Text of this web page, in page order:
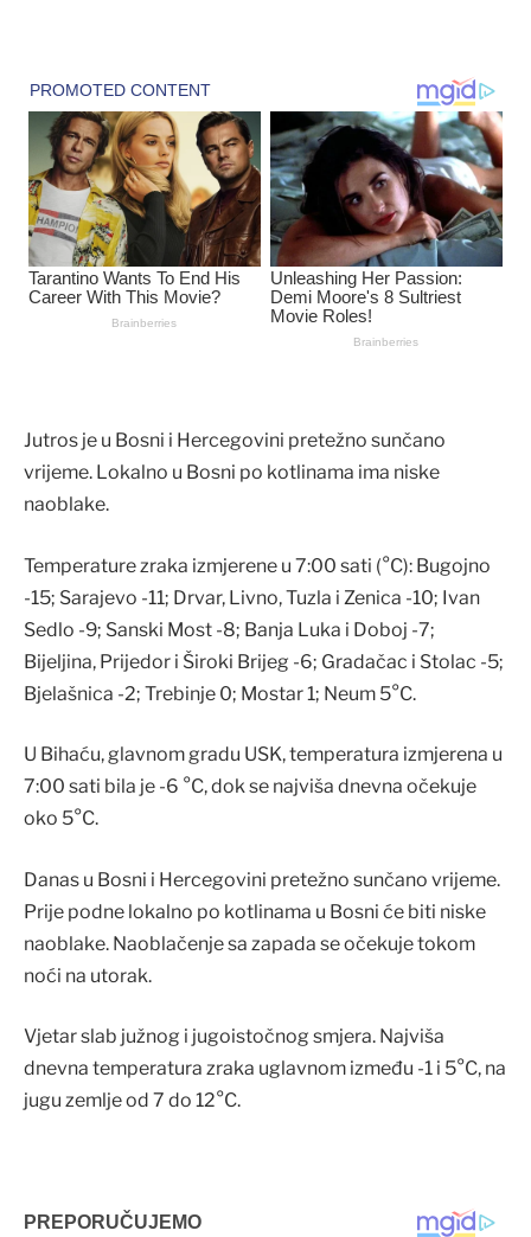
Jutros je u Bosni i Hercegovini pretežno sunčano
vrijeme. Lokalno u Bosni po kotlinama ima niske
naoblake.
Temperature zraka izmjerene u 7:00 sati (°C): Bugojno
-15; Sarajevo -11; Drvar, Livno, Tuzla i Zenica -10; Ivan
Sedlo -9; Sanski Most -8; Banja Luka i Doboj -7;
Bijeljina, Prijedor i Široki Brijeg -6; Gradačac i Stolac -5;
Bjelašnica -2; Trebinje 0; Mostar 1; Neum 5°C.
U Bihaću, glavnom gradu USK, temperatura izmjerena u
7:00 sati bila je -6 °C, dok se najviša dnevna očekuje
oko 5°C.
Danas u Bosni i Hercegovini pretežno sunčano vrijeme.
Prije podne lokalno po kotlinama u Bosni će biti niske
naoblake. Naoblačenje sa zapada se očekuje tokom
noći na utorak.
Vjetar slab južnog i jugoistočnog smjera. Najviša
dnevna temperatura zraka uglavnom između -1 i 5°C, na
jugu zemlje od 7 do 12°C.